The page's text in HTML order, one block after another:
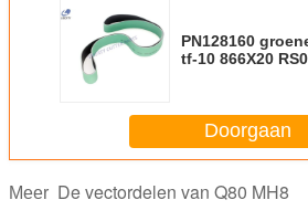
PN128160
tf-10 866X20
Doorgaan
Meer De vectordelen van Q80 MH8